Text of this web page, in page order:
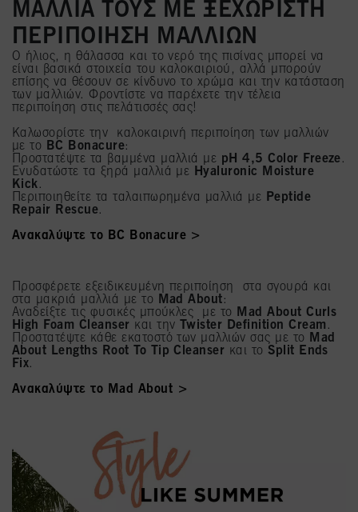
ΜΑΛΛΙΑ ΤΟΥΣ ΜΕ ΞΕΧΩΡΙΣΤΗ
ΠΕΡΙΠΟΙΗΣΗ ΜΑΛΛΙΩΝ
Ο ήλιος, η θάλασσα και το νερό της πισίνας μπορεί να
είναι βασικά στοιχεία του καλοκαιριού, αλλά μπορούν
επίσης να θέσουν σε κίνδυνο το χρώμα και την κατάσταση
των μαλλιών. Φροντίστε να παρέχετε την τέλεια
περιποίηση στις πελάτισσές σας!
Καλωσορίστε την καλοκαιρινή περιποίηση των μαλλιών
με το BC Bonacure:
Προστατέψτε τα βαμμένα μαλλιά με pH 4,5 Color Freeze .
Ενυδατώστε τα ξηρά μαλλιά με Hyaluronic Moisture
Kick .
Περιποιηθείτε τα ταλαιπωρημένα μαλλιά με Peptide
Repair Rescue.
Ανακαλύψτε το BC Bonacure >
Προσφέρετε εξειδικευμένη περιποίηση στα σγουρά και
στα μακριά μαλλιά με το Mad About :
Αναδείξτε τις φυσικές μπούκλες με το Mad About Curls
High Foam Cleanser και την Twister Definition Cream .
Προστατέψτε κάθε εκατοστό των μαλλιών σας με το Mad
About Lengths Root To Tip Cleanser και τοSplit Ends
Fix.
Ανακαλύψτε το Mad About >